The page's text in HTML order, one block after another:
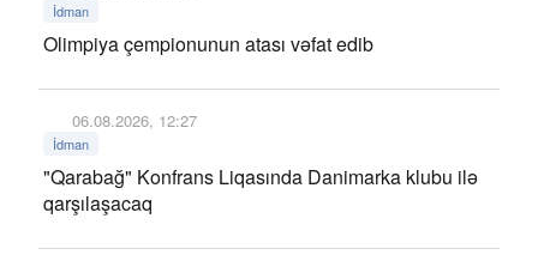
İdman
Olimpiya çempionunun atası vəfat edib
06.08.2026, 12:27
İdman
"Qarabağ" Konfrans Liqasında Danimarka klubu ilə
qarşılaşacaq